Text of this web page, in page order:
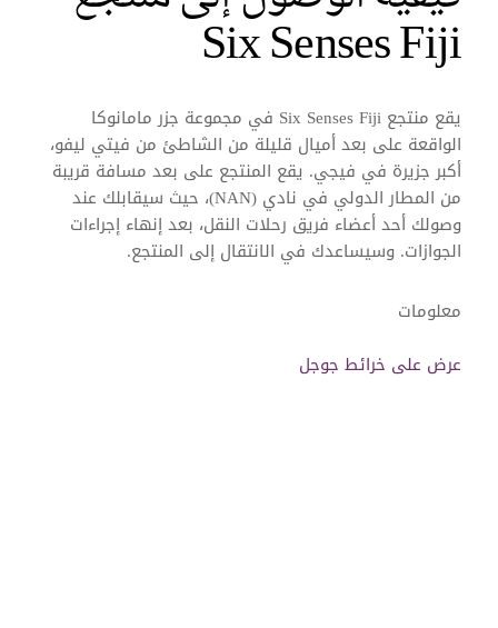
Six Senses Fiji
يقع منتجع Six Senses Fiji في مجموعة جزر مامانوكا
الواقعة على بعد أميال قليلة من الشاطئ من فيتي ليفو،
أكبر جزيرة في فيجي. يقع المنتجع على بعد مسافة قريبة
من المطار الدولي في نادي (NAN)، حيث سيقابلك عند
وصولك أحد أعضاء فريق رحلات النقل، بعد إنهاء إجراءات
الجوازات. وسيساعدك في الانتقال إلى المنتجع.
معلومات
عرض على خرائط جوجل